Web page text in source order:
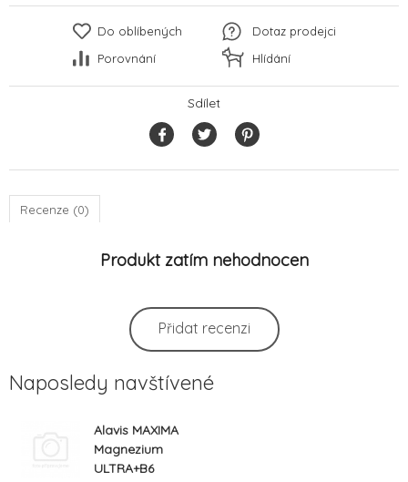
Do oblíbených
Porovnání
Dotaz prodejci
Hlídání
Sdílet
Recenze (0)
Produkt zatím nehodnocen
Přidat recenzi
Naposledy navštívené
Alavis MAXIMA
Magnezium
ULTRA+B6